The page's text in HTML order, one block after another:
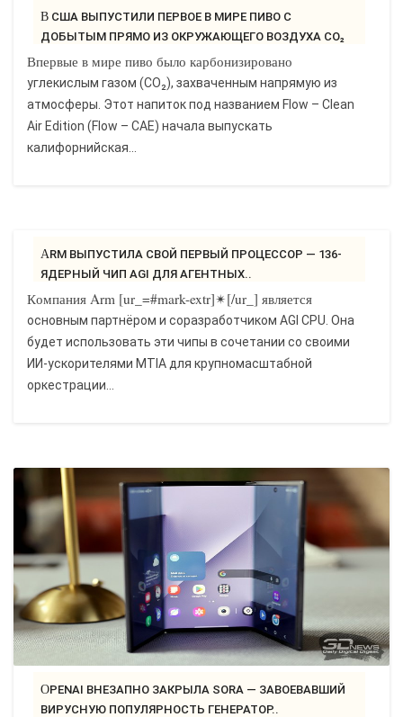
В США ВЫПУСТИЛИ ПЕРВОЕ В МИРЕ ПИВО С
ДОБЫТЫМ ПРЯМО ИЗ ОКРУЖАЮЩЕГО ВОЗДУХА CO₂
Впервые в мире пиво было карбонизировано
углекислым газом (CO₂), захваченным напрямую из
атмосферы. Этот напиток под названием Flow – Clean
Air Edition (Flow – CAE) начала выпускать
калифорнийская...
ARM ВЫПУСТИЛА СВОЙ ПЕРВЫЙ ПРОЦЕССОР — 136-
ЯДЕРНЫЙ ЧИП AGI ДЛЯ АГЕНТНЫХ..
Компания Arm [ur_=#mark-extr]✴[/ur_] является
основным партнёром и соразработчиком AGI CPU. Она
будет использовать эти чипы в сочетании со своими
ИИ-ускорителями MTIA для крупномасштабной
оркестрации...
OPENAI ВНЕЗАПНО ЗАКРЫЛА SORA — ЗАВОЕВАВШИЙ
ВИРУСНУЮ ПОПУЛЯРНОСТЬ ГЕНЕРАТОР..